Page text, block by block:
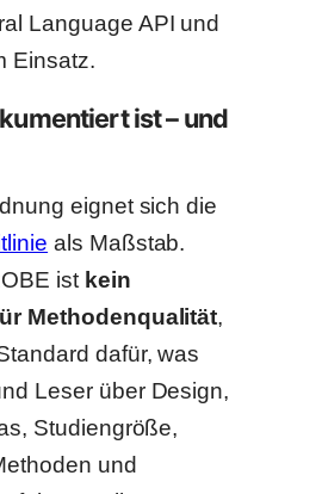
Language API und
Einsatz.
ist – und
eignet sich die
als Maßstab.
ist kein
Methodenqualität,
dafür, was
Leser über Design,
Studiengröße,
und